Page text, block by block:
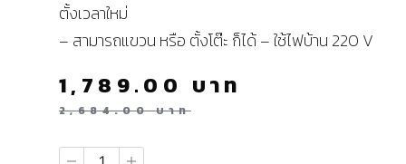
ตั้งเวลาใหม่
– สามารถแขวน หรือ ตั้งโต๊ะ ก็ได้ – ใช้ไฟบ้าน 220 V
2,684.00บาท
1,789.00 บาท